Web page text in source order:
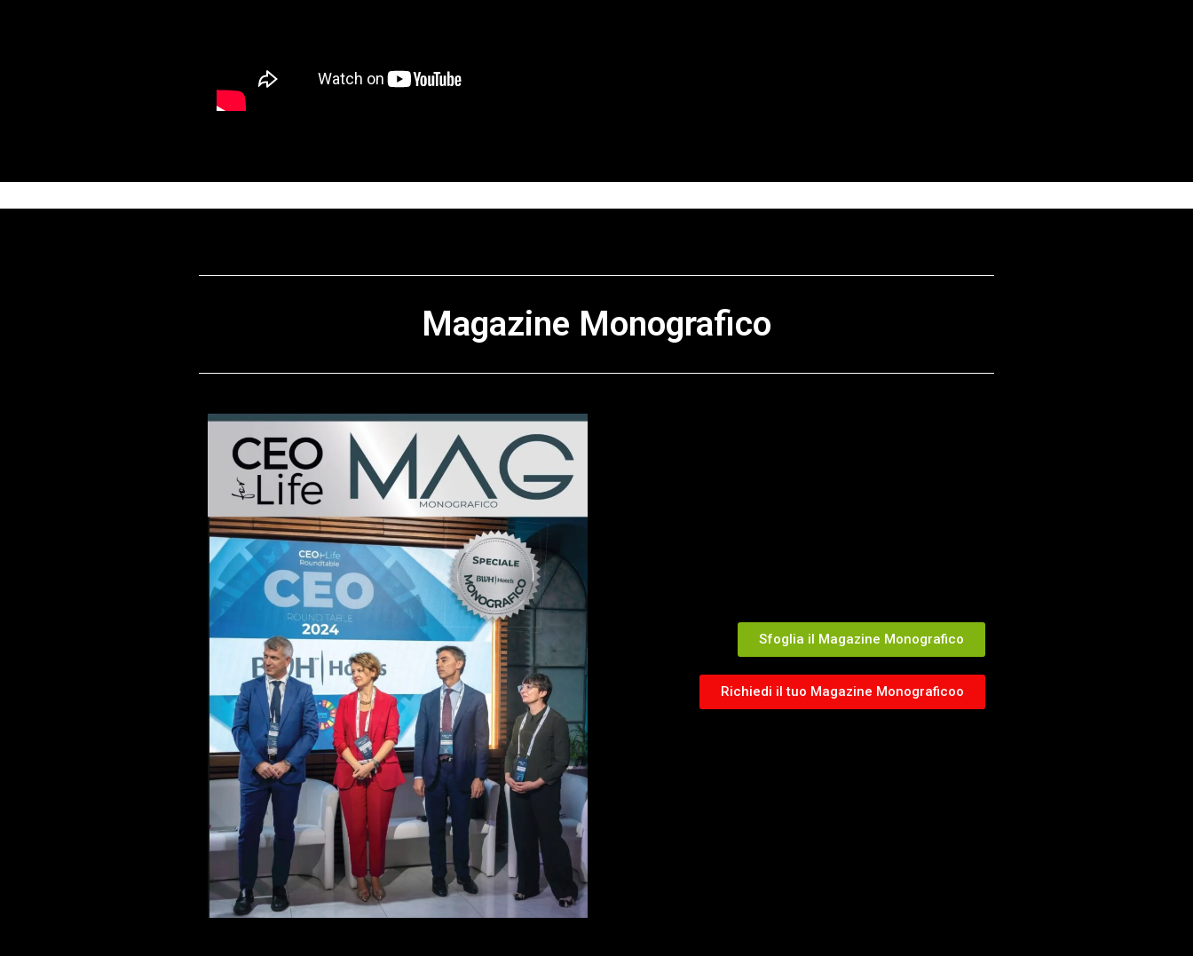
Magazine Monografico
Sfoglia il Magazine Monografico
Richiedi il tuo Magazine Monograficoo